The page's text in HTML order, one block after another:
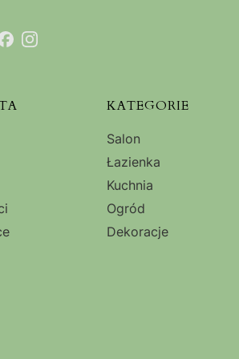
KATEGORIE
Salon
Łazienka
Kuchnia
Ogród
Dekoracje